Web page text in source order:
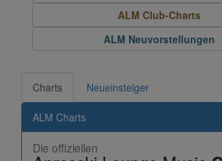
ALM Club-Charts
ALM Neuvorstellungen
Charts Neueinsteiger
ALM Charts
Die offiziellen